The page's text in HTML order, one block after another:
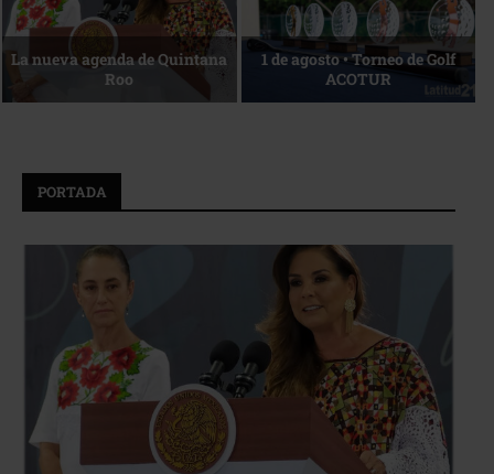
Reconocimiento de viajeros La esencia del servicio
PORTADA